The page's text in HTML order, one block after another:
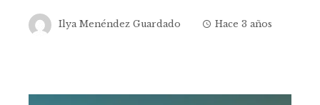
Ilya Menéndez Guardado Hace 3 años